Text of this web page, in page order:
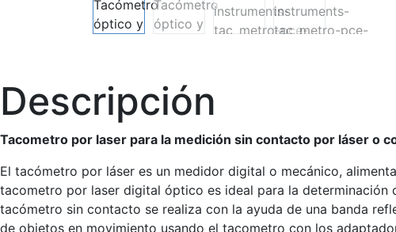
Descripción
Tacometro por laser para la medición sin contacto por láser o
El tacómetro por láser es un medidor digital o mecánico,
tacometro por laser digital óptico es ideal para la determinación
tacómetro sin contacto se realiza con la ayuda de una banda
de objetos en movimiento usando el tacometro con los